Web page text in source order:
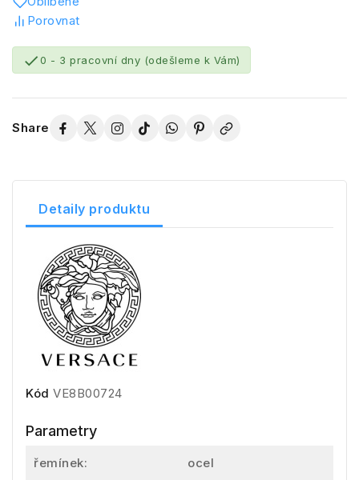
Porovnat
0 - 3 pracovní dny (odešleme k Vám)
Share
Detaily produktu
Kód VE8B00724
Parametry
řemínek: ocel